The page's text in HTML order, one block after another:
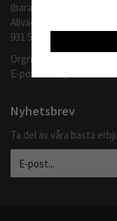
(barafilter.se)
Allvädersgränd 35
931 52 SKELLEFTEÅ
Orgnr: 559062-1370
E-post:
Nyhetsbrev
Ta del av våra bästa